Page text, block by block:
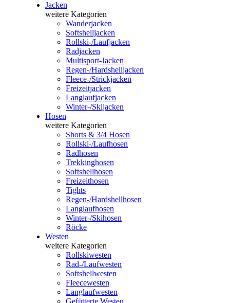
Jacken
weitere Kategorien
Wanderjacken
Softshelljacken
Rollski-/Laufjacken
Radjacken
Multisport-Jacken
Regen-/Hardshelljacken
Fleece-/Strickjacken
Freizeitjacken
Langlaufjacken
Winter-/Skijacken
Hosen
weitere Kategorien
Shorts & 3/4 Hosen
Rollski-/Laufhosen
Radhosen
Trekkinghosen
Softshellhosen
Freizeithosen
Tights
Regen-/Hardshellhosen
Langlaufhosen
Winter-/Skihosen
Röcke
Westen
weitere Kategorien
Rollskiwesten
Rad-/Laufwesten
Softshellwesten
Fleecewesten
Langlaufwesten
Gefütterte Westen